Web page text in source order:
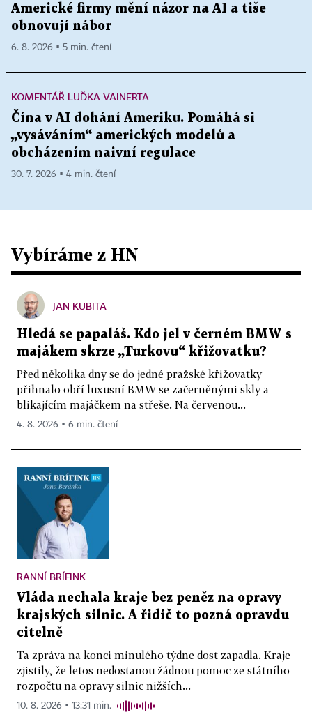
Americké firmy mění názor na AI a tiše
obnovují nábor
6. 8. 2026 ▪ 5 min. čtení
KOMENTÁŘ LUĎKA VAINERTA
Čína v AI dohání Ameriku. Pomáhá si
„vysáváním“ amerických modelů a
obcházením naivní regulace
30. 7. 2026 ▪ 4 min. čtení
Vybíráme z HN
JAN KUBITA
Hledá se papaláš. Kdo jel v černém BMW s
majákem skrze „Turkovu“ křižovatku?
Před několika dny se do jedné pražské křižovatky
přihnalo obří luxusní BMW se začerněnými skly a
blikajícím majáčkem na střeše. Na červenou...
4. 8. 2026 ▪ 6 min. čtení
RANNÍ BRÍFINK
Vláda nechala kraje bez peněz na opravy
krajských silnic. A řidič to pozná opravdu
citelně
Ta zpráva na konci minulého týdne dost zapadla. Kraje
zjistily, že letos nedostanou žádnou pomoc ze státního
rozpočtu na opravy silnic nižších...
10. 8. 2026 ▪ 13:31 min.